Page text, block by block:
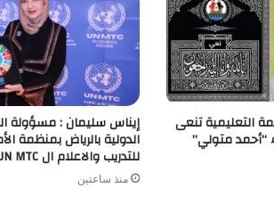
التعليمية تنعى
متولي”
إيناس سليمان : مسؤولة
الدولية بالرياض بمنظمة
للتدريب والاعلام ال UN MTC
منذ ساعتين